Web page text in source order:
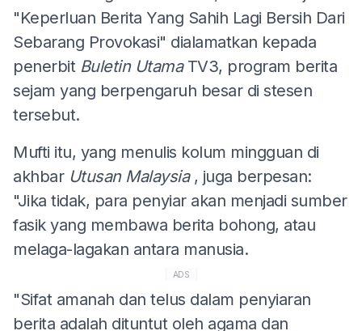
"Keperluan Berita Yang Sahih Lagi Bersih Dari
Sebarang Provokasi" dialamatkan kepada
penerbit Buletin Utama TV3, program berita
sejam yang berpengaruh besar di stesen
tersebut.
Mufti itu, yang menulis kolum mingguan di
akhbar Utusan Malaysia , juga berpesan:
"Jika tidak, para penyiar akan menjadi sumber
fasik yang membawa berita bohong, atau
melaga-lagakan antara manusia.
ADS
"Sifat amanah dan telus dalam penyiaran
berita adalah dituntut oleh agama dan